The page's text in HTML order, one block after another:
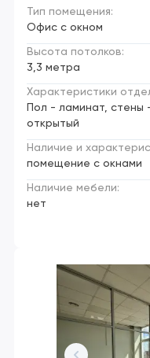
Тип помещения:
Офис с окном
Высота потолков:
3,3 метра
Характеристики
Пол - ламинат, стены
открытый
Наличие и
помещение с окнами
Наличие мебели:
нет